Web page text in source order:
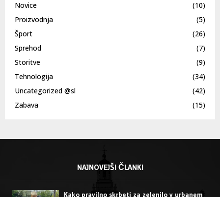
Novice
(10)
Proizvodnja
(5)
Šport
(26)
Sprehod
(7)
Storitve
(9)
Tehnologija
(34)
Uncategorized @sl
(42)
Zabava
(15)
NAJNOVEJŠI ČLANKI
Kako pravilno skrbeti za zelenilo v urbanem